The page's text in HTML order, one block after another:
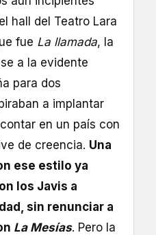
hall del Teatro Lara
fue La llamada, la
a la evidente
para dos
a implantar
en un país con
de creencia. Una
ese estilo ya
los Javis a
sin renunciar a
La Mesías. Pero la